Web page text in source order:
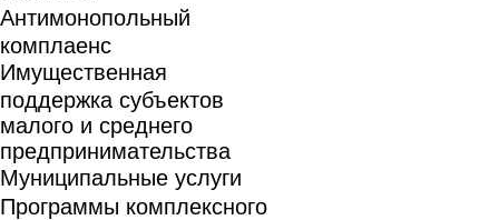
Антимонопольный
комплаенс
Имущественная
поддержка субъектов
малого и среднего
предпринимательства
Муниципальные услуги
Программы комплексного